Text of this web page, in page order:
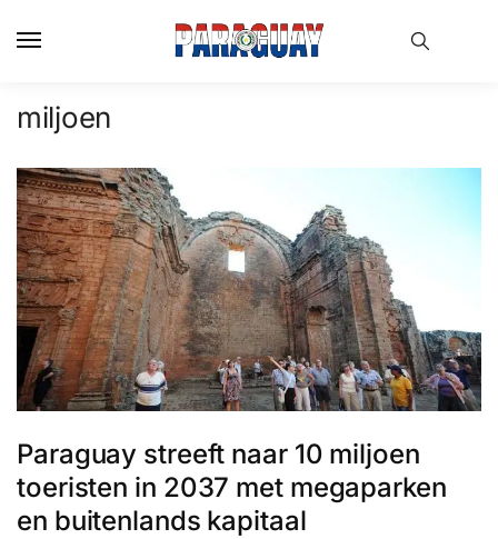
miljoen
Paraguay streeft naar 10 miljoen
toeristen in 2037 met megaparken
en buitenlands kapitaal